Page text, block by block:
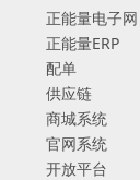
正能量电子网
正能量ERP
配单
供应链
商城系统
官网系统
开放平台